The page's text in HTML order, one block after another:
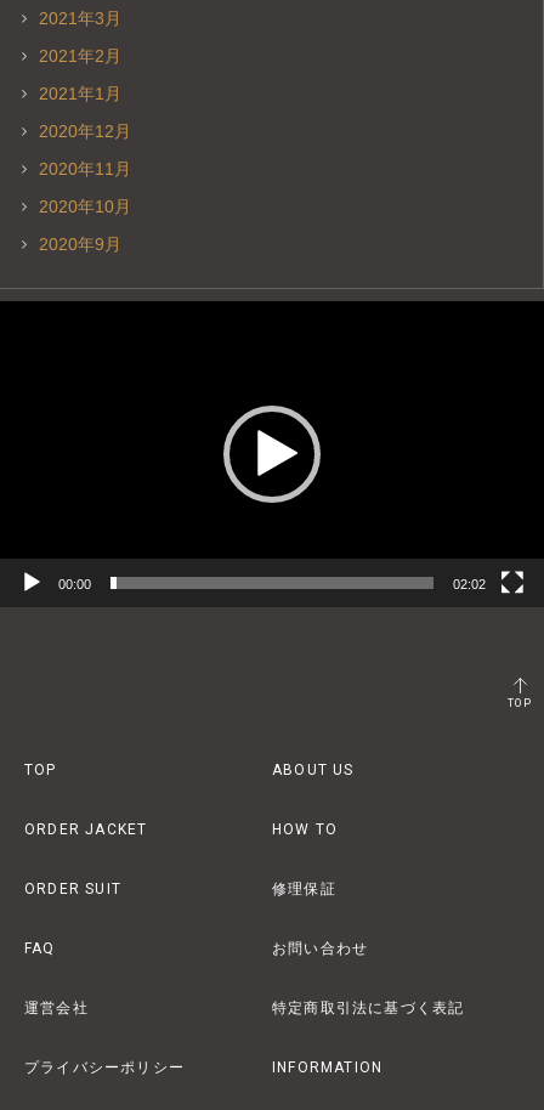
2021年3月
2021年2月
2021年1月
2020年12月
2020年11月
2020年10月
2020年9月
00:00 02:02
TOP
TOP ABOUT US
ORDER JACKET HOW TO
ORDER SUIT 修理保証
FAQ お問い合わせ
運営会社 特定商取引法に基づく表記
プライバシーポリシー INFORMATION